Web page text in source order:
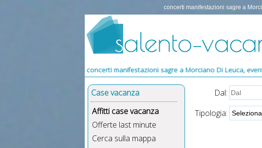
concerti manifestazioni sagre a
DI LEUCA, concerti manifestazioni sagre a Morciano Di Leuca, eventi estate
Case vacanza
Affitti case vacanza
Offerte last minute
Cerca sulla mappa
Dal:
Tipologia: